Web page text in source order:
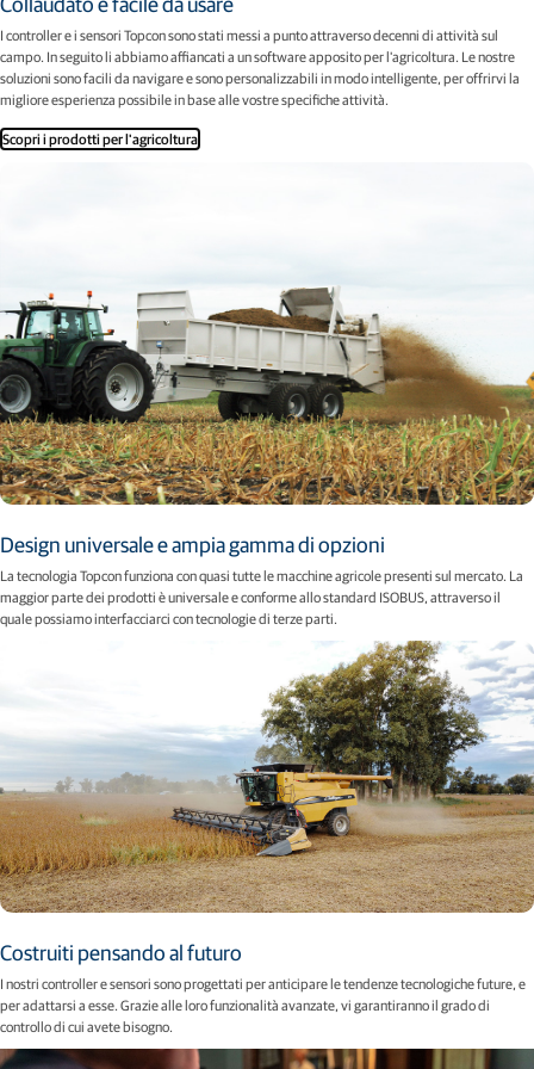
I controller e i sensori Topcon sono stati messi a punto attraverso decenni di attività sul
campo. In seguito li abbiamo affiancati a un software apposito per l'agricoltura. Le nostre
soluzioni sono facili da navigare e sono personalizzabili in modo intelligente, per offrirvi la
migliore esperienza possibile in base alle vostre specifiche attività.
Scopri i prodotti per l'agricoltura
Design universale e ampia gamma di opzioni
La tecnologia Topcon funziona con quasi tutte le macchine agricole presenti sul mercato. La
maggior parte dei prodotti è universale e conforme allo standard ISOBUS, attraverso il
quale possiamo interfacciarci con tecnologie di terze parti.
Costruiti pensando al futuro
I nostri controller e sensori sono progettati per anticipare le tendenze tecnologiche future, e
per adattarsi a esse. Grazie alle loro funzionalità avanzate, vi garantiranno il grado di
controllo di cui avete bisogno.